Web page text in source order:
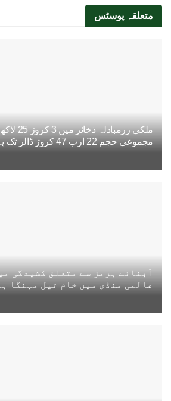
متعلقہ پوسٹس
ملکی
مجموعی حجم 22 ارب 47 کروڑ ڈالر تک پہنچ گیا
آبنائے ہرمز سے متعلق کشیدگی
عالمی منڈی میں خام تیل مہنگا